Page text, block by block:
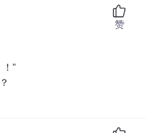
”
赞